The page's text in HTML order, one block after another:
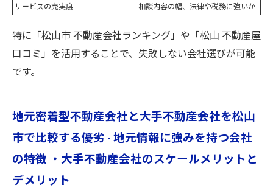
サービスの充実度
相談内容の幅、法律や税務に強いか
特に「松山市 不動産会社ランキング」や「松山 不動産屋
口コミ」を活用することで、失敗しない会社選びが可能
です。
地元密着型不動産会社と大手不動産会社を松山
市で比較する優劣 - 地元情報に強みを持つ会社
の特徴 ・大手不動産会社のスケールメリットと
デメリット